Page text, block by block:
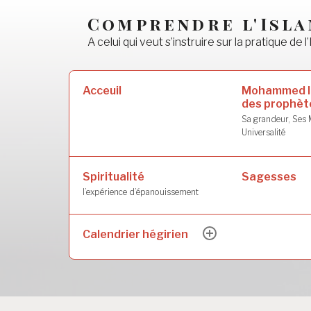
Comprendre
A celui qui veut s’instruire sur la pratique de
Acceuil
Mohammed
des
Sa grandeur, Ses
Universalité
Spiritualité
l’expérience d’épanouissement
Sagesses
Calendrier hégirien
ouvrir
sous-